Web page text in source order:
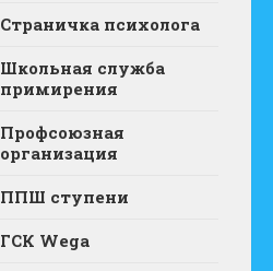
Страничка психолога
Школьная служба
примирения
Профсоюзная
организация
ППШ ступени
ГСК Wega